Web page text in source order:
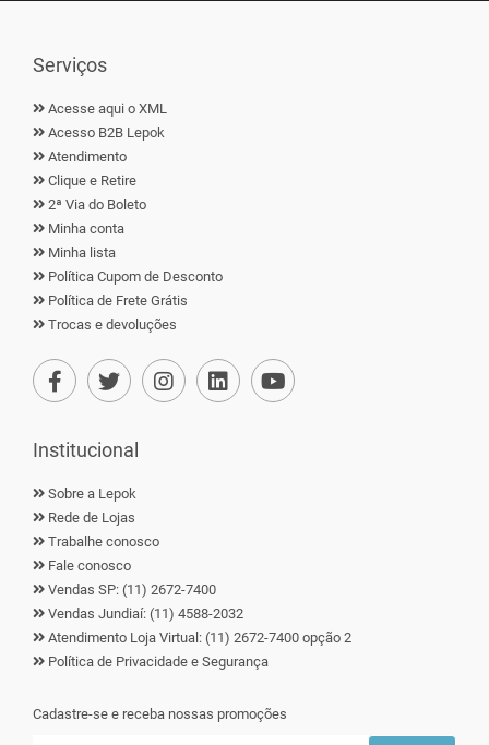
Serviços
Acesse aqui o XML
Acesso B2B Lepok
Atendimento
Clique e Retire
2ª Via do Boleto
Minha conta
Minha lista
Política Cupom de Desconto
Política de Frete Grátis
Trocas e devoluções
Institucional
Sobre a Lepok
Rede de Lojas
Trabalhe conosco
Fale conosco
Vendas SP: (11) 2672-7400
Vendas Jundiaí: (11) 4588-2032
Atendimento Loja Virtual: (11) 2672-7400 opção 2
Política de Privacidade e Segurança
Cadastre-se e receba nossas promoções